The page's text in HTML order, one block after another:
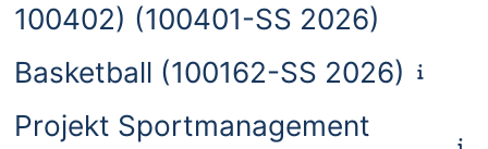
100402) (100401-SS 2026)
Basketball (100162-SS 2026)
Projekt Sportmanagement